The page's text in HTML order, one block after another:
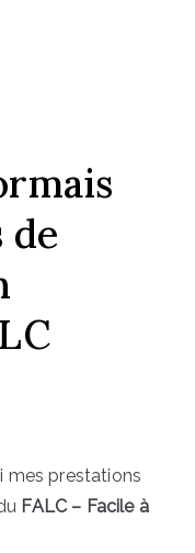
de
mes prestations
FALC – Facile à